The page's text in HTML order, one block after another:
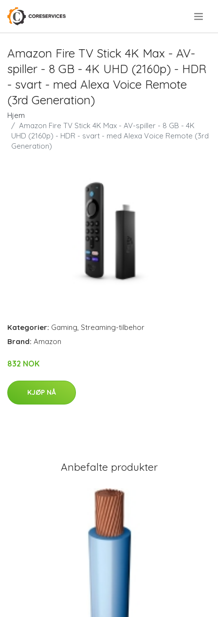
Amazon Fire TV Stick 4K Max - AV-
spiller - 8 GB - 4K UHD (2160p) - HDR
- svart - med Alexa Voice Remote
(3rd Generation)
Hjem
Amazon Fire TV Stick 4K Max - AV-spiller - 8 GB - 4K
UHD (2160p) - HDR - svart - med Alexa Voice Remote (3rd
Generation)
Kategorier: Gaming Streaming-tilbehor
Brand: Amazon
832 NOK
KJØP NÅ
Anbefalte produkter